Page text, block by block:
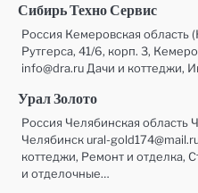
Сибирь Техно Сервис
Россия Кемеровская область
Рутгерса, 41/6, корп. 3,
info@dra.ru Дачи и коттеджи,
Урал Золото
Россия Челябинская область
Челябинск ural-
коттеджи, Ремонт и отделка,
и отделочные…